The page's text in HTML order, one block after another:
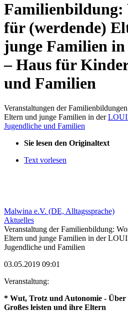
Familienbildung:
für (werdende)
junge Familien
– Haus für
und Familien
Veranstaltungen der
Eltern und junge Familien in der
Jugendliche und Familien
Sie lesen den Originaltext
Text vorlesen
Malwina e.V. (DE, Alltagssprache)
Aktuelles
Veranstaltung der Familienbildung:
Eltern und junge Familien in der
Jugendliche und Familien
03.05.2019 09:01
Veranstaltung:
* Wut, Trotz und Autonomie - Über
Großes leisten und ihre Eltern